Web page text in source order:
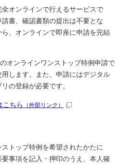
オンラインで行えるサービスで
書、確認書類の提出は不要とな
、オンラインで即座に申請を完結
オンラインワンストップ特例申請で
します。また、申請にはデジタル
の登録が必要です。
こちら （外部リンク）
トップ特例を希望されたかたに
事項を記入・押印のうえ、本人確